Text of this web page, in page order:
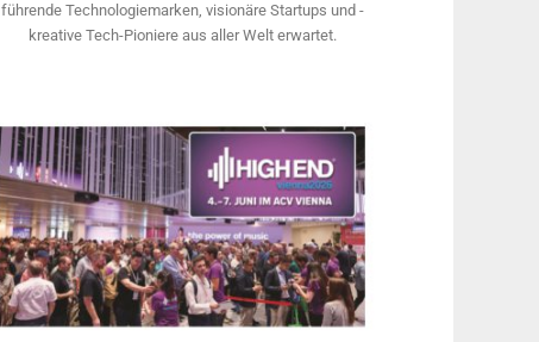
führende Technologiemarken, visionäre Startups und ­
kreative Tech-Pioniere aus aller Welt erwartet.